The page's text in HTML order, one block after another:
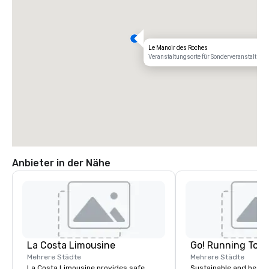
Le Manoir des Roches
Veranstaltungsorte für
Anbieter in der Nähe
La Costa Limousine
Mehrere Städte
Go! Running
Mehrere Städte